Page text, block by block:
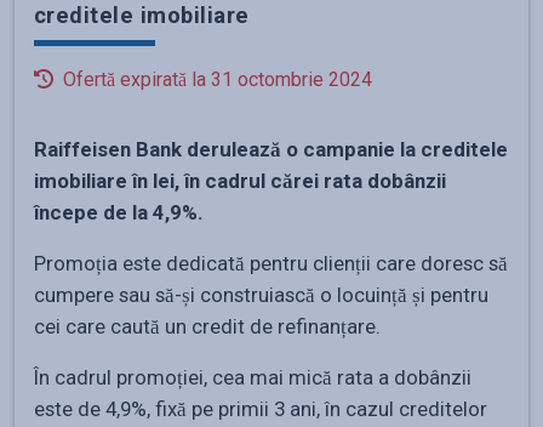
creditele imobiliare
Ofertă expirată la 31 octombrie 2024
Raiffeisen Bank derulează o campanie la creditele
imobiliare în lei, în cadrul cărei rata dobânzii
începe de la 4,9%.
Promoția este dedicată pentru clienții care doresc să
cumpere sau să-și construiască o locuință și pentru
cei care caută un credit de refinanțare.
În cadrul promoției, cea mai mică rata a dobânzii
este de 4,9%, fixă pe primii 3 ani, în cazul creditelor